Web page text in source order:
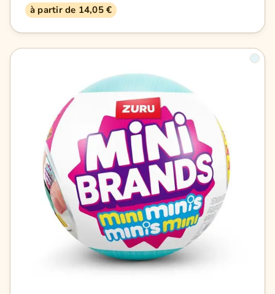
à partir de 14,05 €